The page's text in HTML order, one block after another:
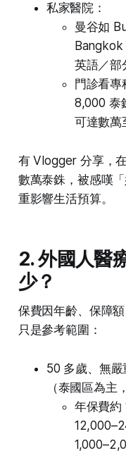
私家醫院：
曼谷如
英語／部
門診看
8,000 泰
可達數萬
有 Vlogger 分享，
數萬泰銖，被感嘆
重影響生活預算。
2. 外國人醫
少？
保費因年齡、保障
只是參考範圍：
50 多歲、無嚴
（泰國區為主
年保費約